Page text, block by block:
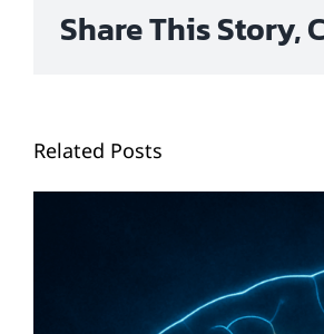
Share This Story,
Related Posts